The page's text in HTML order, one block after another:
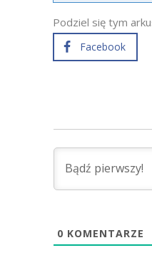
Podziel się tym
Facebook
0 KOMENTARZE